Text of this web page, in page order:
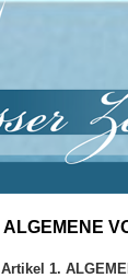
ALGEMENE
Artikel 1.